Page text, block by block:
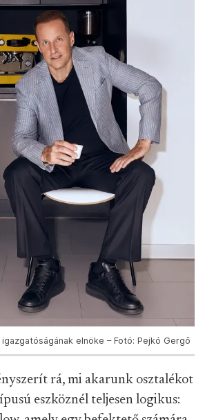
elnöke – Fotó: Pejkó Gergő
rá, mi akarunk osztalékot
eszköznél teljesen logikus: